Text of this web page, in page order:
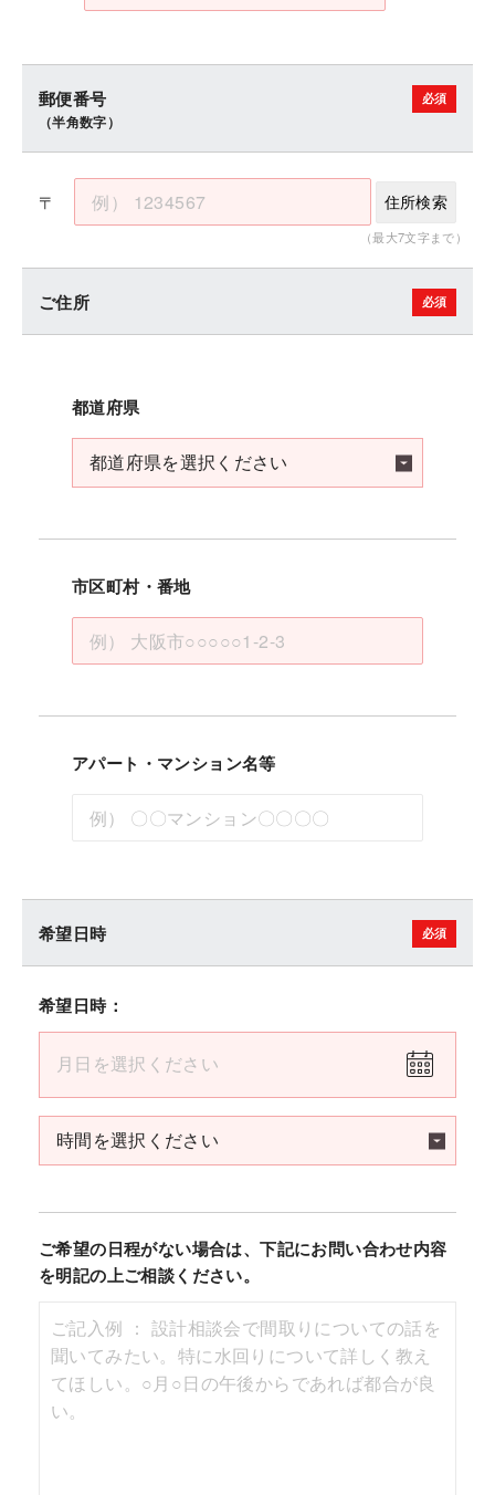
郵便番号
（半角数字）
〒
（最大7文字まで）
住所検索
ご住所
都道府県
市区町村・番地
アパート・マンション名等
希望日時
希望日時：
ご希望の日程がない場合は、下記にお問い合わせ内容
を明記の上ご相談ください。